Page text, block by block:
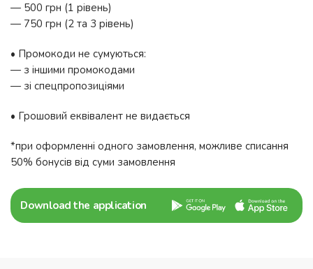
— 500 грн (1 рівень)
— 750 грн (2 та 3 рівень)
• Промокоди не сумуються:
— з іншими промокодами
— зі спецпропозиціями
• Грошовий еквівалент не видається
*при оформленні одного замовлення, можливе списання
50% бонусів від суми замовлення
Download the application